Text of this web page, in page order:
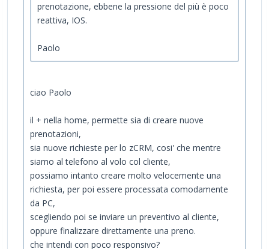
prenotazione, ebbene la pressione del più è poco
reattiva, IOS.
Paolo
ciao Paolo
il + nella home, permette sia di creare nuove
prenotazioni,
sia nuove richieste per lo zCRM, cosi' che mentre
siamo al telefono al volo col cliente,
possiamo intanto creare molto velocemente una
richiesta, per poi essere processata comodamente
da PC,
scegliendo poi se inviare un preventivo al cliente,
oppure finalizzare direttamente una preno.
che intendi con poco responsivo?